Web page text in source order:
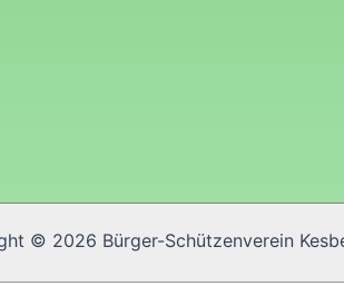
© 2026 Bürger-Schützenverein